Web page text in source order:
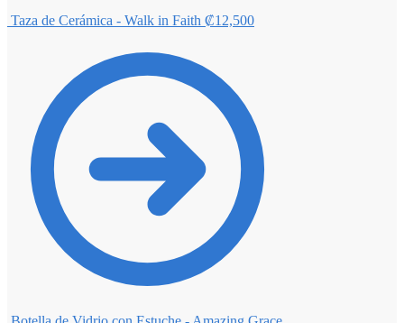
Taza de Cerámica - Walk in Faith ₡12,500